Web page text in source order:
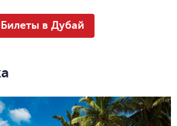
Билеты в Дубай